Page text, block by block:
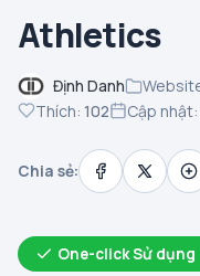
Athletics
Định Danh
Thích: 102 Cập
Chia sẻ:
One-click Sử dụng